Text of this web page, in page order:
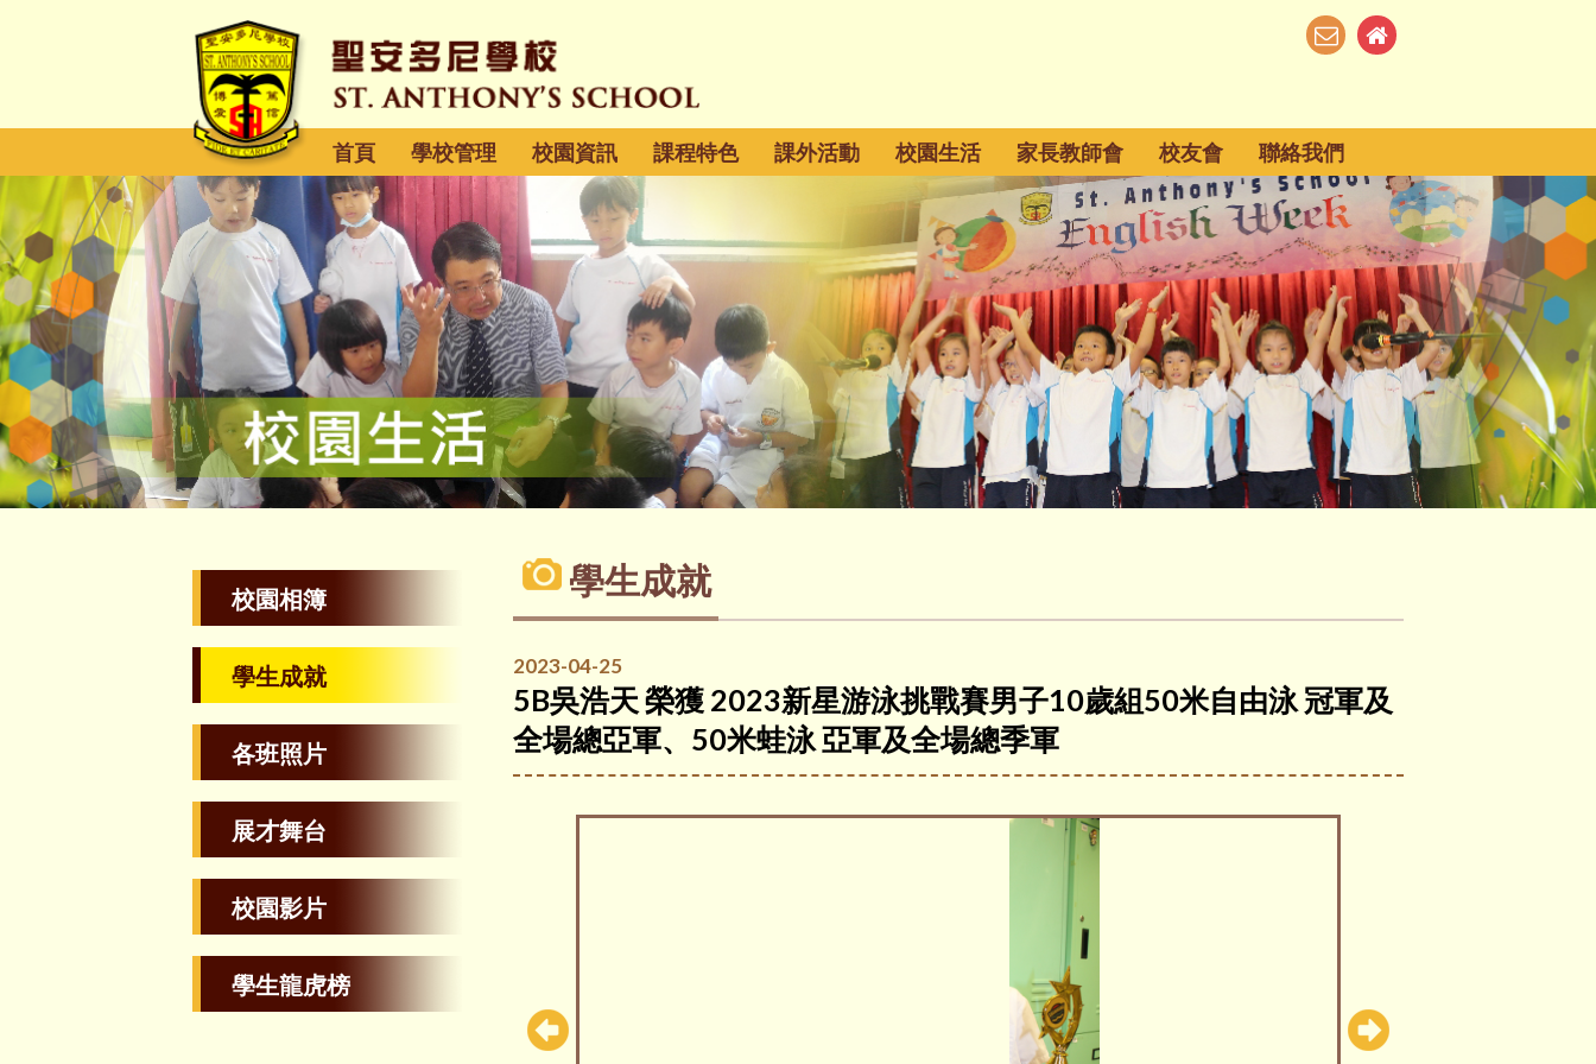
首頁 學校管理 校園資訊 課程特色 課外活動 校園生活 家長教師會 校友會 聯絡我們
校園相簿
學生成就
各班照片
展才舞台
校園影片
學生龍虎榜
學生成就
2023-04-25
5B吳浩天 榮獲 2023新星游泳挑戰賽男子10歲組50米自由泳 冠軍及
全場總亞軍、50米蛙泳 亞軍及全場總季軍